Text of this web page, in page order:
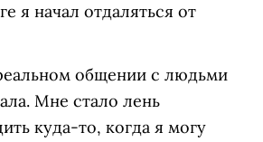
я начал отдаляться от
общении с людьми
Мне стало лень
куда-то, когда я могу